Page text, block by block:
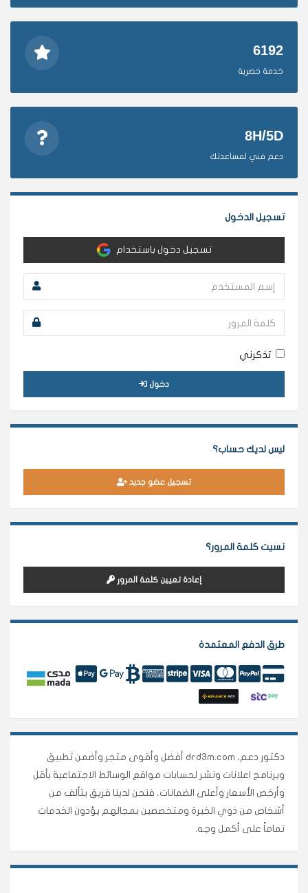
6192
خدمة حصرية
8H/5D
دعم فني لمساعدتك
تسجيل الدخول
تسجيل دخول باستخدام
تذكرني
دخول
ليس لديك حساب؟
تسجيل عضو جديد
نسيت كلمة المرور؟
إعادة تعيين كلمة المرور
طرق الدفع المعتمدة
دكتور دعم، drd3m.com أفضل وأقوى متجر وأضمن تطبيق
وبرنامج اعلانات ونشر لحسابات مواقع الوسائط الاجتماعية بأقل
وأرخص الأسعار وأعلى الضمانات، فنحن لدينا فريق يتألف من
أشخاص من ذوي الخبرة ومتخصصين بمجالهم يؤدون الخدمات
تماماً على أكمل وجه.